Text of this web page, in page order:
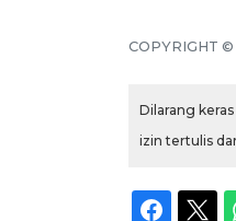
COPYRIGHT
Dilarang
izin tertulis